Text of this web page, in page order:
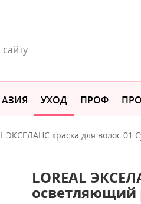
АЗИЯ УХОД ПРОФ
ЭКСЕЛАНС краска для волос
LOREAL
осветляющий